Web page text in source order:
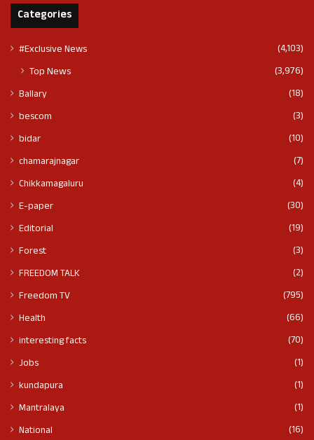
Categories
#Exclusive News (4,103)
Top News (3,976)
Ballary
(18)
bescom
(3)
bidar
(10)
chamarajnagar
(7)
Chikkamagaluru
(4)
E-paper
(30)
Editorial
(19)
Forest
(3)
FREEDOM TALK
(2)
Freedom TV
(795)
Health
(66)
interesting facts
(70)
Jobs
(1)
kundapura
(1)
Mantralaya
(1)
National
(16)